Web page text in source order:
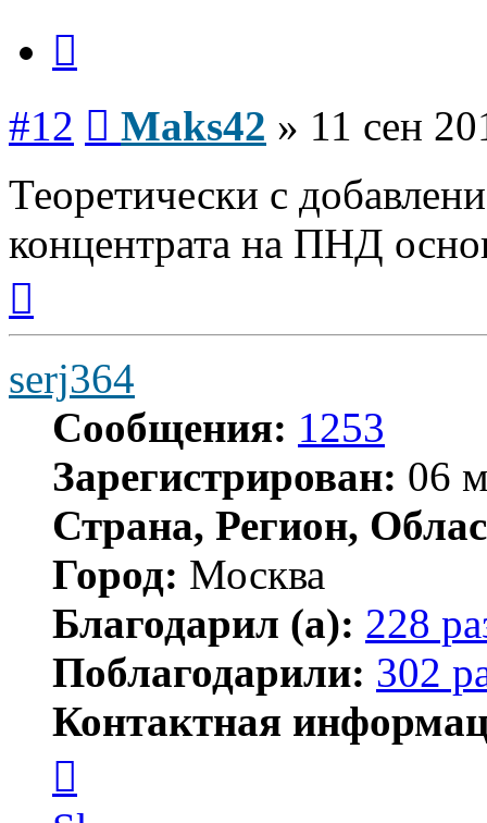
#12 Maks42 » 11 сен
Теоретически с
концентрата на ПНД
началу
serj364
Сообщения: 1253
Зарегистрирован: 06
Страна, Регион,
Город: Москва
Благодарил (а): 228
Поблагодарили: 302
Контактная
пользователя
serj364